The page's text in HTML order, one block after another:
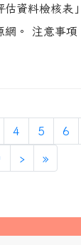
估資料檢核表
網。 注意事
4 5 6
›下一頁
»最後頁